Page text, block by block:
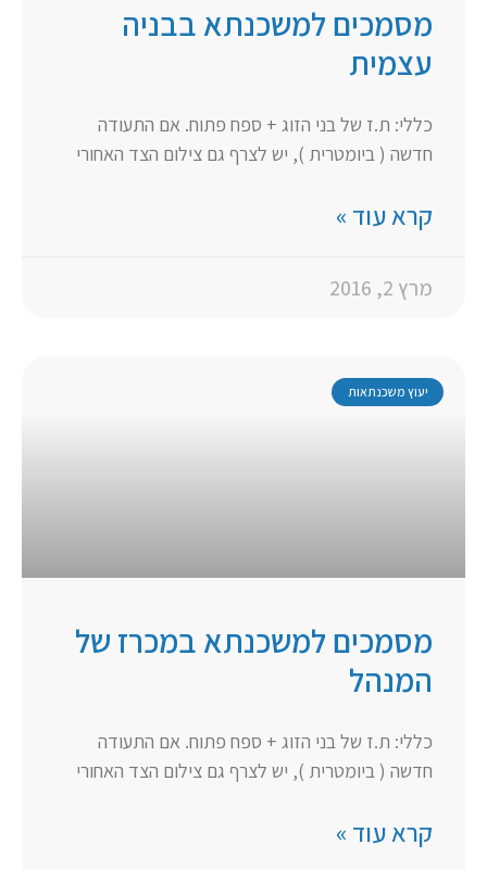
מסמכים למשכנתא בבניה
עצמית
כללי: ת.ז של בני הזוג + ספח פתוח. אם התעודה
חדשה ( ביומטרית ), יש לצרף גם צילום הצד האחורי
קרא עוד »
מרץ 2, 2016
יעוץ משכנתאות
מסמכים למשכנתא במכרז של
המנהל
כללי: ת.ז של בני הזוג + ספח פתוח. אם התעודה
חדשה ( ביומטרית ), יש לצרף גם צילום הצד האחורי
קרא עוד »